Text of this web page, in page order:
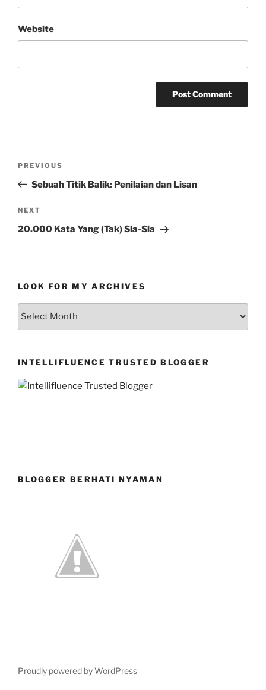
Website
Previous
Post
PREVIOUS
Sebuah Titik Balik: Penilaian dan Lisan
Next
Post
NEXT
20.000 Kata Yang (Tak) Sia-Sia
LOOK FOR MY ARCHIVES
LOOK
INTELLIFLUENCE TRUSTED BLOGGER
BLOGGER BERHATI NYAMAN
Proudly powered by WordPress